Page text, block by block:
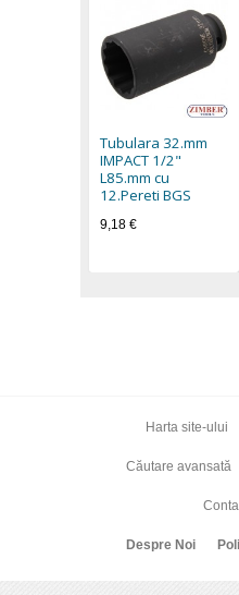
Tubulara 32.mm
IMPACT 1/2"
L85.mm cu
12.Pereti BGS
9,18 €
Harta site-ului
Căutare avansată
Despre Noi